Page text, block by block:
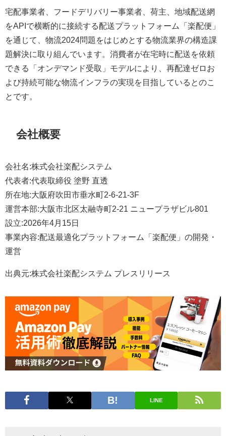
宅配事業者、フードデリバリー事業者、荷主、地域配送網
をAPIで横断的に接続する配送プラットフォーム「楽配便」
を通じて、物流2024問題をはじめとする物流業界の構造課
題解決に取り組んでいます。消費者が在宅時に配送を依頼
できる「オンデマンド受取」モデルにより、再配達ゼロお
よび持続可能な物流インフラの実現を目指しているとのこ
とです。
会社概要
会社名:株式会社楽配システム
代表者:代表取締役 塗野 直透
所在地:大阪府吹田市垂水町2-6-21-3F
運営本部:大阪市北区太融寺町2-21 ニュープラザビル801
設立:2026年4月15日
事業内容:配送最適化プラットフォーム「楽配便」の開発・
運営
出典元:株式会社楽配システム プレスリリース
LINE